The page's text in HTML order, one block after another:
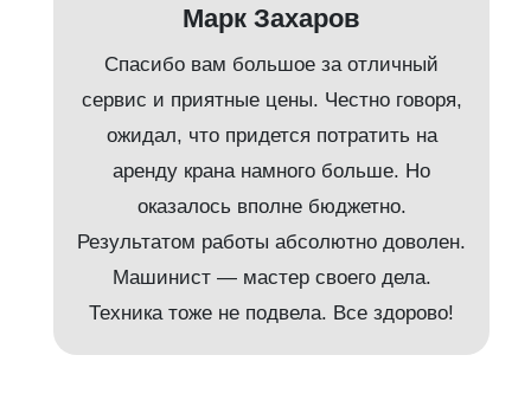
Марк Захаров
Спасибо вам большое за отличный
сервис и приятные цены. Честно говоря,
ожидал, что придется потратить на
аренду крана намного больше. Но
оказалось вполне бюджетно.
Результатом работы абсолютно доволен.
Машинист — мастер своего дела.
Техника тоже не подвела. Все здорово!